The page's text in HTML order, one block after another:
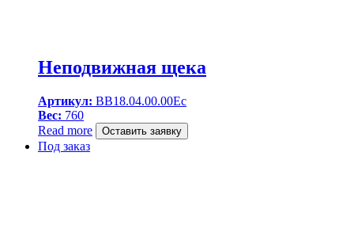
Неподвижная щека
Артикул: BB18.04.00.00Ec
Вес: 760
Read more
Оставить заявку
Под заказ